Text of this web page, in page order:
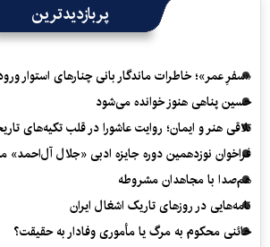
پربازدیدترین
«سفرِ عمر»؛ خاطرات ماندگار بانی چنارهای استوار
حسین پناهی هنوز خوانده می‌شود
تلاقی هنر و ایمان؛ روایت عاشورا در قلب تکیه‌های
فراخوان نوزدهمین دوره جایزه ادبی «جلال آل‌احمد»
هم‌صدا با مجاهدان مشروطه
نامه‌هایی در روزهای تاریک اشغال ایران
خائنی محکوم به مرگ یا مأموری وفادار به حقیقت؟